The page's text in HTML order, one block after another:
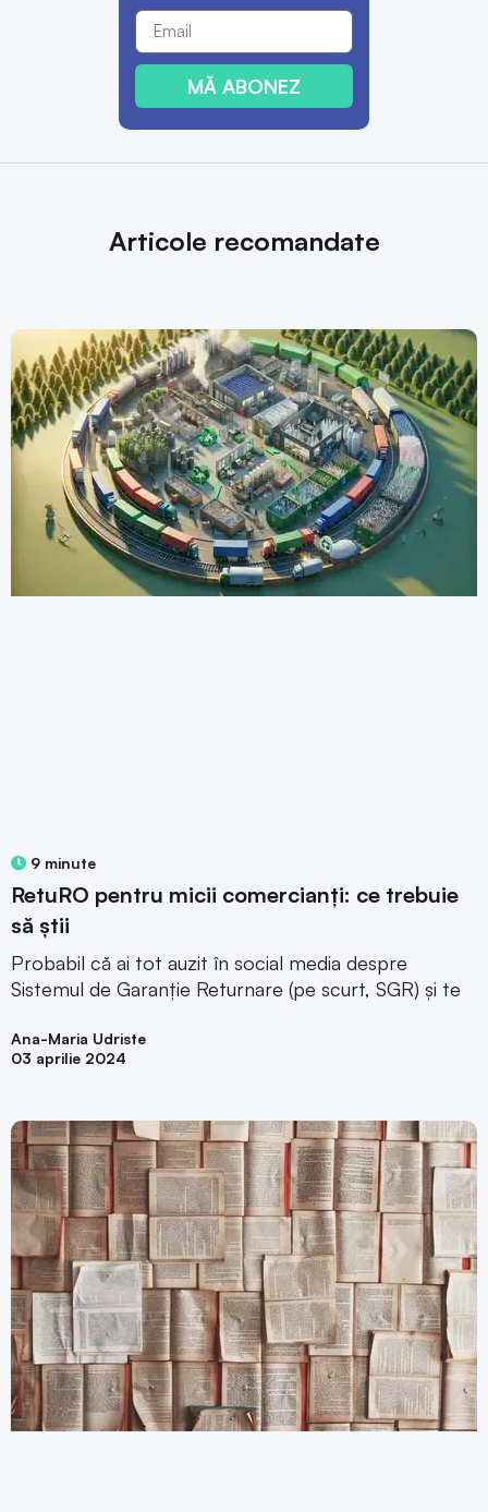
MĂ ABONEZ
Articole recomandate
9 minute
RetuRO pentru micii comercianți: ce trebuie
să știi
Probabil că ai tot auzit în social media despre
Sistemul de Garanție Returnare (pe scurt, SGR) și te
Ana-Maria Udriste
03 aprilie 2024